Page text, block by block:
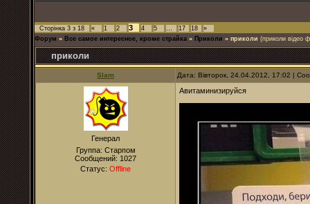
Сторінка 3 з 18 « 1 2 3 4 5 … 17 18
»
Форум » Все самое интересное, кроме страйка » Приколи » приколи (приколи відео
приколи
Slam Дата: Вівторок, 24.04.2012, 17:02 |
Генерал
Группа: Старпом
Сообщений: 1027
Статус: Offline
Авитаминизируйся